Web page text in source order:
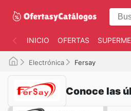
INICIO OFERTAS
Electrónica Fersay
Conoce las